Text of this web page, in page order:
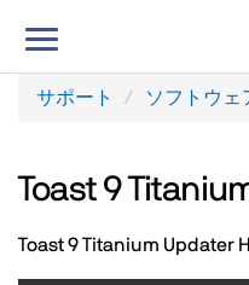
ナ
ゲ
ョ
の
サポート ソフトウェ
Toast 9
Toast 9 Titanium Updater